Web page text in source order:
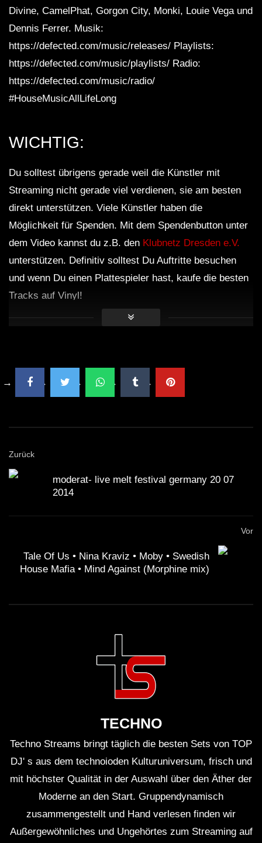
Divine, CamelPhat, Gorgon City, Monki, Louie Vega und
Dennis Ferrer. Musik:
https://defected.com/music/releases/ Playlists:
https://defected.com/music/playlists/ Radio:
https://defected.com/music/radio/
#HouseMusicAllLifeLong
WICHTIG:
Du solltest übrigens gerade weil die Künstler mit
Streaming nicht gerade viel verdienen, sie am besten
direkt unterstützen. Viele Künstler haben die
Möglichkeit für Spenden. Mit dem Spendenbutton unter
dem Video kannst du z.B. den Klubnetz Dresden e.V.
unterstützen. Definitiv solltest Du Auftritte besuchen
und wenn Du einen Plattespieler hast, kaufe die besten
Tracks auf Vinyl!
Zurück
moderat- live melt festival germany 20 07
2014
Vor
Tale Of Us • Nina Kraviz • Moby • Swedish
House Mafia • Mind Against (Morphine mix)
TECHNO
Techno Streams bringt täglich die besten Sets von TOP
DJ' s aus dem technoioden Kulturuniversum, frisch und
mit höchster Qualität in der Auswahl über den Äther der
Moderne an den Start. Gruppendynamisch
zusammengestellt und Hand verlesen finden wir
Außergewöhnliches und Ungehörtes zum Streaming auf